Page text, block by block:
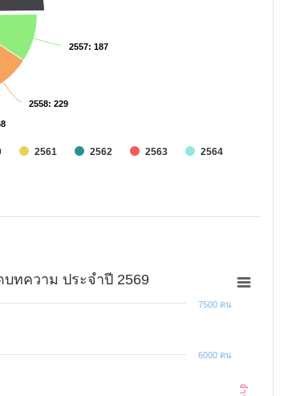
2557: 187
2557: 187
2558: 229
2558: 229
2561 2562 2563
2564
ทความ ประจำปี 2569
6000 คน
7500 คน